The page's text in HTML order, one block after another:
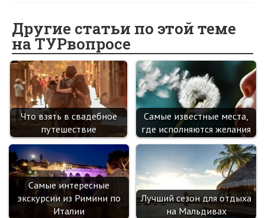
o
o
k
o
kl
as
sn
ik
i
er dI
n
es
t
a
m
Другие статьи по этой теме
на ТУРвопросе
Что взять в свадебное
путешествие
Самые известные места,
где исполняются желания
Самые интересные
экскурсии из Римини по
Италии
Лучший сезон для отдыха
на Мальдивах